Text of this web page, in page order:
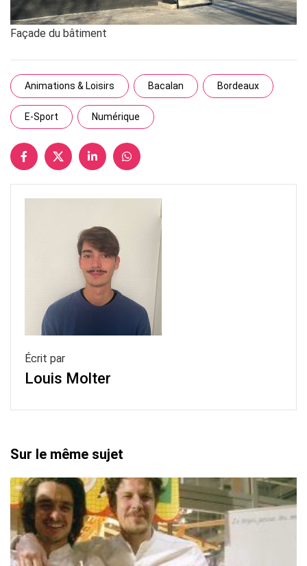
Façade du bâtiment
Animations & Loisirs Bacalan Bordeaux
E-Sport Numérique
Écrit par
Louis Molter
Sur le même sujet